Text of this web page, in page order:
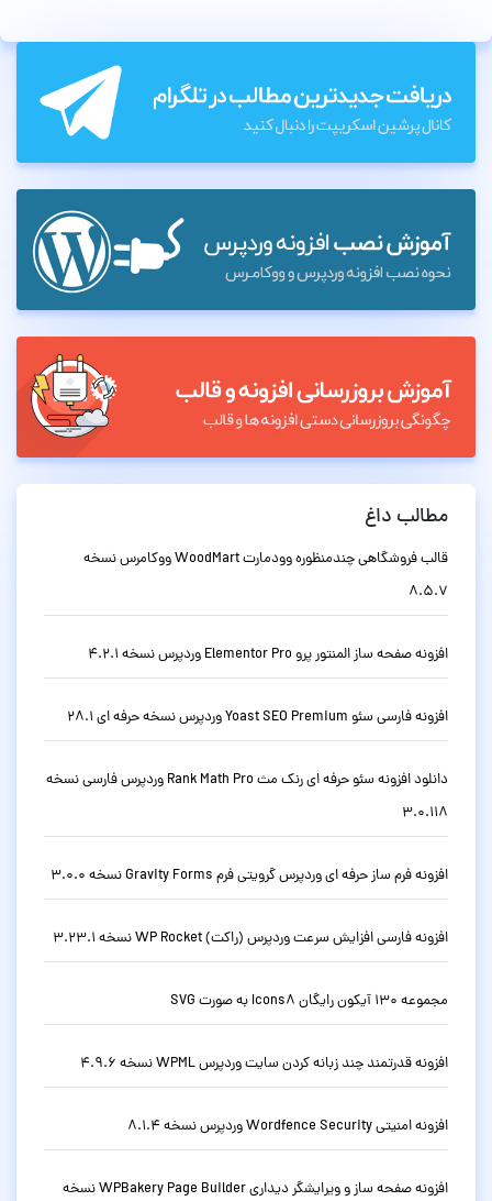
مطالب داغ
قالب فروشگاهی چندمنظوره وودمارت WoodMart ووکامرس نسخه
8.5.7
افزونه صفحه ساز المنتور پرو Elementor Pro وردپرس نسخه 4.2.1
افزونه فارسی سئو Yoast SEO Premium وردپرس نسخه حرفه ای 28.1
دانلود افزونه سئو حرفه ای رنک مث Rank Math Pro وردپرس فارسی نسخه
3.0.118
افزونه فرم ساز حرفه ای وردپرس گرویتی فرم Gravity Forms نسخه 3.0.0
افزونه فارسی افزایش سرعت وردپرس (راکت) WP Rocket نسخه 3.23.1
مجموعه 130 آیکون رایگان Icons8 به صورت SVG
افزونه قدرتمند چند زبانه کردن سایت وردپرس WPML نسخه 4.9.6
افزونه امنیتی Wordfence Security وردپرس نسخه 8.1.4
افزونه صفحه ساز و ویرایشگر دیداری WPBakery Page Builder نسخه